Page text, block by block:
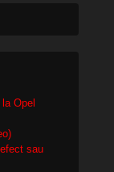
Opel
sau